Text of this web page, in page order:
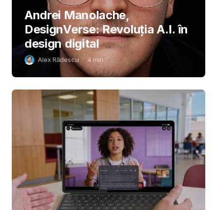
Andrei Manolache,
DesignVerse: Revoluția A.I. în
design digital
Alex Rădescu 4 min